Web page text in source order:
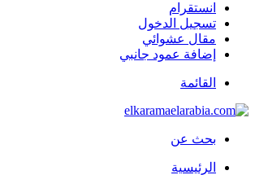
انستقرام
تسجيل الدخول
مقال عشوائي
إضافة عمود جانبي
القائمة
بحث عن
الرئيسية